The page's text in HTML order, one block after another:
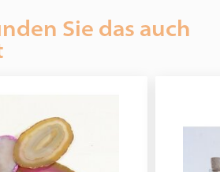
Sie das auch